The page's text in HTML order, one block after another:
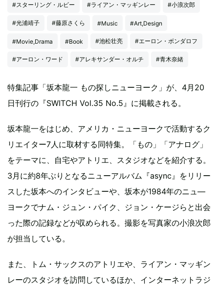
#スターリング・ルビー #ライアン・マッギンレー #小浪次郎
#光浦靖子 #藤原さくら #Music #Art,Design
#Movie,Drama #Book #池松壮亮 #エーロン・ボンダロフ
#アーロン・ワード #アレキサンダー・オルチ #青木奈緒
特集記事「坂本龍一 もの探しニューヨーク」が、4月20
日刊行の『SWITCH Vol.35 No.5』に掲載される。
坂本龍一をはじめ、アメリカ・ニューヨークで活動するク
リエイター7人に取材する同特集。「もの」「アナログ」
をテーマに、自宅やアトリエ、スタジオなどを紹介する。
3月に約8年ぶりとなるニューアルバム『async』をリリー
スした坂本へのインタビューや、坂本が1984年のニュ―
ヨークでナム・ジュン・パイク、ジョン・ケージらと出会
った際の記録などが収められる。撮影を写真家の小浪次郎
が担当している。
また、トム・サックスのアトリエや、ライアン・マッギン
レーのスタジオを訪問しているほか、インターネットラジ